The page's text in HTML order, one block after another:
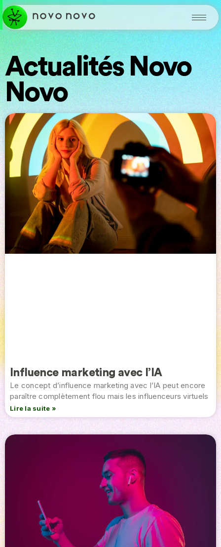
Actualités Novo
Novo
Influence marketing avec l’IA
Le concept d’influence marketing avec l’IA peut encore
paraître complètement flou mais les influenceurs virtuels
Lire la suite »